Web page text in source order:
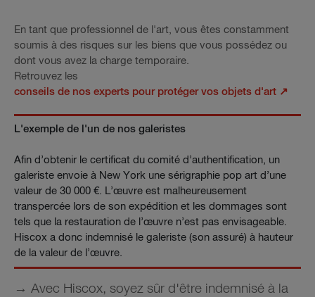
En tant que professionnel de l'art, vous êtes constamment
soumis à des risques sur les biens que vous possédez ou
dont vous avez la charge temporaire.
Retrouvez les
conseils de nos experts pour protéger vos objets d'art ↗
L'exemple de l'un de nos galeristes
Afin d’obtenir le certificat du comité d’authentification, un
galeriste envoie à New York une sérigraphie pop art d’une
valeur de 30 000 €. L’œuvre est malheureusement
transpercée lors de son expédition et les dommages sont
tels que la restauration de l’œuvre n’est pas envisageable.
Hiscox a donc indemnisé le galeriste (son assuré) à hauteur
de la valeur de l’œuvre.
→ Avec Hiscox, soyez sûr d'être indemnisé à la